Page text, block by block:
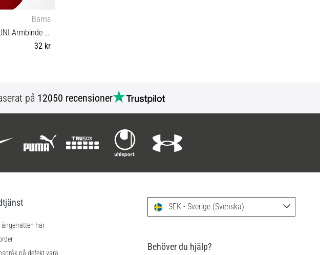
Barns
Kaptensarmband Cawila PRO UNI Armbinde Junior
32 kr
på 12050 recensioner
ångerrätten här
på defekt vara
SEK - Sverige (Svenska)
Behöver du hjälp?